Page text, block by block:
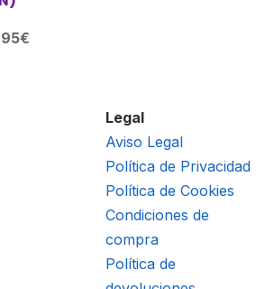
€El
Legal
Aviso Legal
Política de Privacidad
Política de Cookies
Condiciones de
compra
Política de